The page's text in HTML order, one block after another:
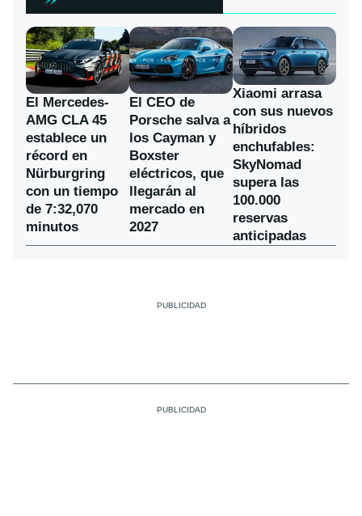
El Mercedes-
AMG CLA 45
establece un
récord en
Nürburgring
con un tiempo
de 7:32,070
minutos
El CEO de
Porsche salva a
los Cayman y
Boxster
eléctricos, que
llegarán al
mercado en
2027
Xiaomi arrasa
con sus nuevos
híbridos
enchufables:
SkyNomad
supera las
100.000
reservas
anticipadas